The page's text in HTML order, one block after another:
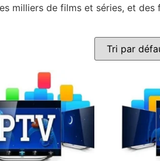
milliers de films et séries, et